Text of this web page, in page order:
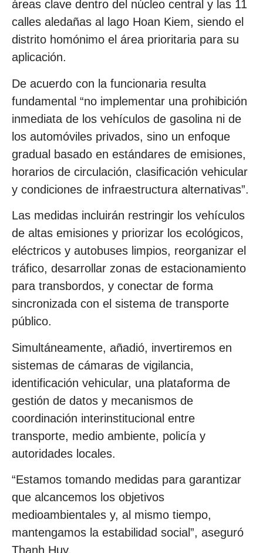
áreas clave dentro del núcleo central y las 11
calles aledañas al lago Hoan Kiem, siendo el
distrito homónimo el área prioritaria para su
aplicación.
De acuerdo con la funcionaria resulta
fundamental “no implementar una prohibición
inmediata de los vehículos de gasolina ni de
los automóviles privados, sino un enfoque
gradual basado en estándares de emisiones,
horarios de circulación, clasificación vehicular
y condiciones de infraestructura alternativas”.
Las medidas incluirán restringir los vehículos
de altas emisiones y priorizar los ecológicos,
eléctricos y autobuses limpios, reorganizar el
tráfico, desarrollar zonas de estacionamiento
para transbordos, y conectar de forma
sincronizada con el sistema de transporte
público.
Simultáneamente, añadió, invertiremos en
sistemas de cámaras de vigilancia,
identificación vehicular, una plataforma de
gestión de datos y mecanismos de
coordinación interinstitucional entre
transporte, medio ambiente, policía y
autoridades locales.
“Estamos tomando medidas para garantizar
que alcancemos los objetivos
medioambientales y, al mismo tiempo,
mantengamos la estabilidad social”, aseguró
Thanh Huy.